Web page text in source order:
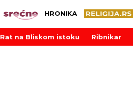
HRONIKA
Rat na Bliskom istoku Ribnikar